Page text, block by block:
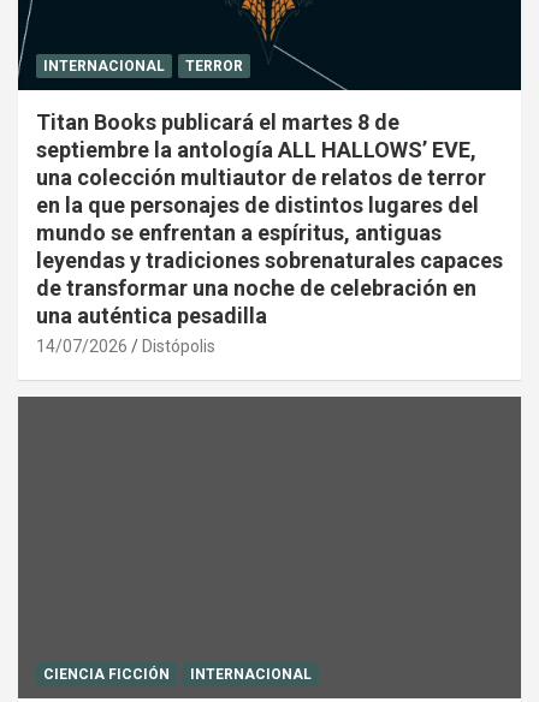
INTERNACIONAL TERROR
Titan Books publicará el martes 8 de
septiembre la antología ALL HALLOWS’ EVE,
una colección multiautor de relatos de terror
en la que personajes de distintos lugares del
mundo se enfrentan a espíritus, antiguas
leyendas y tradiciones sobrenaturales capaces
de transformar una noche de celebración en
una auténtica pesadilla
14/07/2026 Distópolis
CIENCIA FICCIÓN INTERNACIONAL